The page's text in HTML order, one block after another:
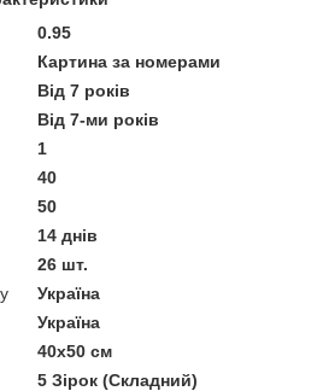
0.95
Картина за номерами
Від 7 років
Від 7-ми років
1
40
50
14 днів
26 шт.
Україна
Україна
40х50 см
5 Зірок (Складний)